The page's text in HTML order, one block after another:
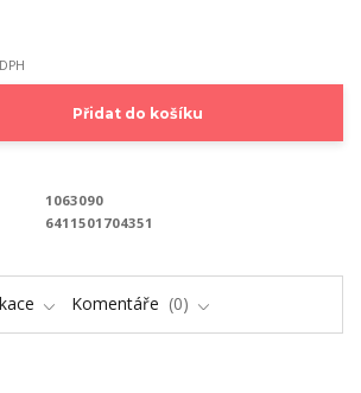
Přidat do košíku
1063090
6411501704351
Komentáře 0